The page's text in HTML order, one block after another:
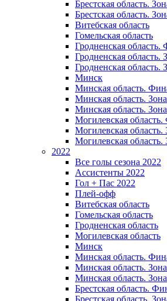
Брестская область.
Брестская область.
Витебская область
Гомельская область
Гродненская область.
Гродненская область.
Гродненская область.
Минск
Минская область.
Минская область.
Минская область.
Могилевская
Могилевская область.
Могилевская область.
2022
Все голы сезона 2022
Ассистенты 2022
Гол + Пас 2022
Плей-офф
Витебская область
Гомельская область
Гродненская область
Могилевская область
Минск
Mинская область.
Минская область.
Минская область.
Брестская область.
Брестская область.